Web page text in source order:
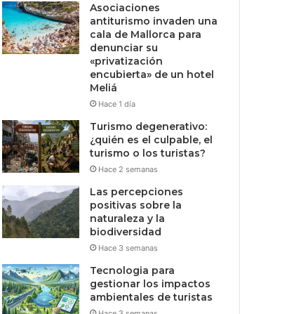
Asociaciones
antiturismo invaden una
cala de Mallorca para
denunciar su
«privatización
encubierta» de un hotel
Meliá
Hace 1 día
Turismo degenerativo:
¿quién es el culpable, el
turismo o los turistas?
Hace 2 semanas
Las percepciones
positivas sobre la
naturaleza y la
biodiversidad
Hace 3 semanas
Tecnologia para
gestionar los impactos
ambientales de turistas